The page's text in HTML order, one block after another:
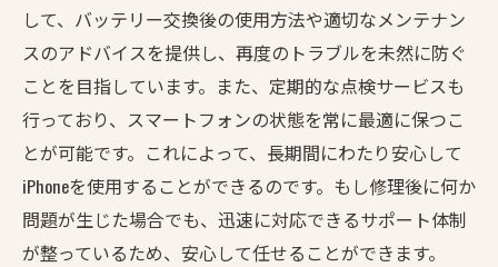
して、バッテリー交換後の使用方法や適切なメンテナン
スのアドバイスを提供し、再度のトラブルを未然に防ぐ
ことを目指しています。また、定期的な点検サービスも
行っており、スマートフォンの状態を常に最適に保つこ
とが可能です。これによって、長期間にわたり安心して
iPhoneを使用することができるのです。もし修理後に何か
問題が生じた場合でも、迅速に対応できるサポート体制
が整っているため、安心して任せることができます。